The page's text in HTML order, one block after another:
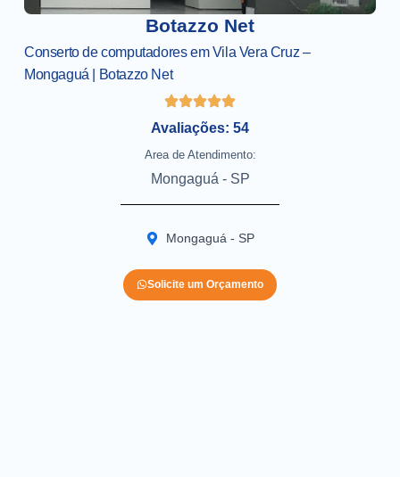
Botazzo Net
Conserto de computadores em Vila Vera Cruz –
Mongaguá | Botazzo Net
Avaliações: 54
Area de Atendimento:
Mongaguá - SP
Mongaguá - SP
Solicite um Orçamento